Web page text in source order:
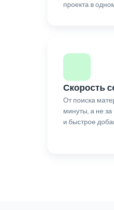
проекта в
Скорость
От поиска
минуты, а не
и быстрое